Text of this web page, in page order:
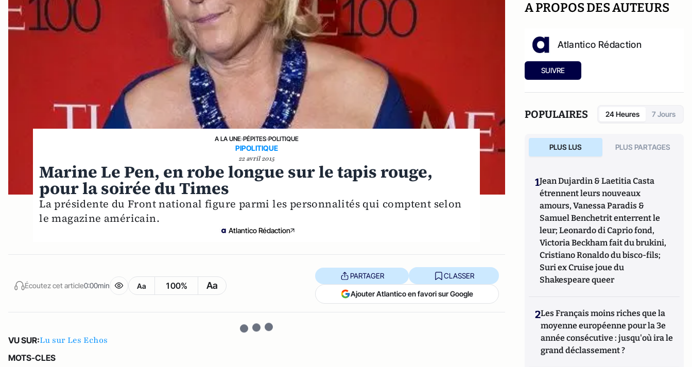
A LA UNE›PÉPITES›POLITIQUE
PIPOLITIQUE
22 avril 2015
Marine Le Pen, en robe longue sur le tapis rouge,
pour la soirée du Times
La présidente du Front national figure parmi les personnalités qui comptent selon
le magazine américain.
Atlantico Rédaction
Écoutez cet article0:00min Aa 100% Aa
PARTAGER CLASSER
Ajouter Atlantico en favori sur Google
VU SUR:Lu sur Les Echos
MOTS-CLES
A PROPOS DES AUTEURS
Atlantico Rédaction
SUIVRE
POPULAIRES 24 Heures 7 Jours
PLUS LUS PLUS PARTAGES
1Jean Dujardin & Laetitia Casta
étrennent leurs nouveaux
amours, Vanessa Paradis &
Samuel Benchetrit enterrent le
leur; Leonardo di Caprio fond,
Victoria Beckham fait du brukini,
Cristiano Ronaldo du bisco-fils;
Suri ex Cruise joue du
Shakespeare queer
2Les Français moins riches que la
moyenne européenne pour la 3e
année consécutive : jusqu'où ira le
grand déclassement ?